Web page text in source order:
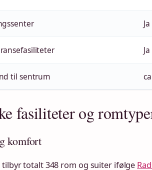
Ja
Ja
til sentrum
fasiliteter og
komfort
tilbyr totalt 348 rom og suiter ifølge